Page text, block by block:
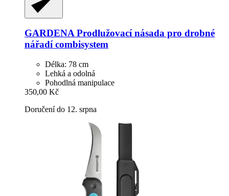
GARDENAProdlužovací násada pro drobné
nářadí combisystem
Délka: 78 cm
Lehká a odolná
Pohodlná manipulace
350,00 Kč
Doručení do 12. srpna